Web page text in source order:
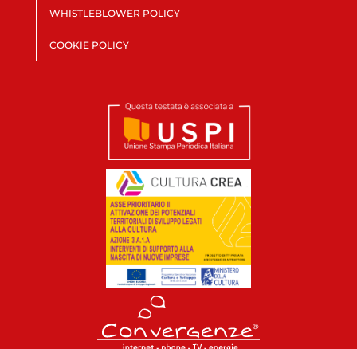
WHISTLEBLOWER POLICY
COOKIE POLICY